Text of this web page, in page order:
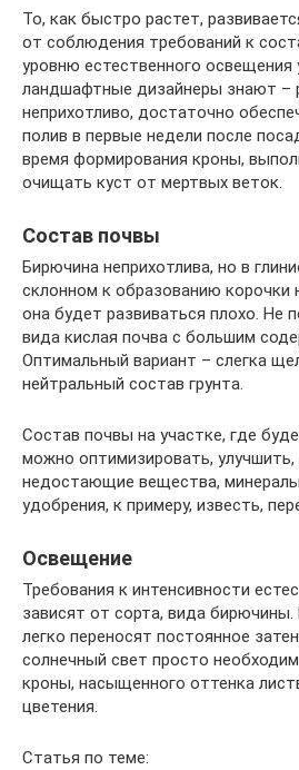
То, как быстро растет,
от соблюдения требований к
уровню естественного
ландшафтные дизайнеры знают –
неприхотливо, достаточно
полив в первые недели после
время формирования кроны,
очищать куст от мертвых веток.
Состав почвы
Бирючина неприхотлива, но в
склонном к образованию корочки
она будет развиваться плохо. Не
вида кислая почва с большим
Оптимальный вариант – слегка
нейтральный состав грунта.
Состав почвы на участке, где
можно оптимизировать, улучшить,
недостающие вещества,
удобрения, к примеру, известь,
Освещение
Требования к интенсивности
зависят от сорта, вида
легко переносят постоянное
солнечный свет просто
кроны, насыщенного оттенка
цветения.
Статья по теме: